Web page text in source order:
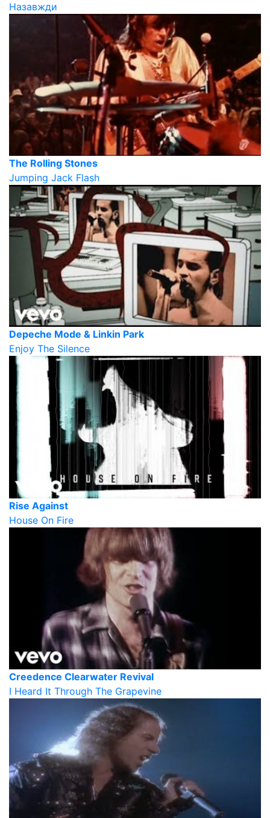
Назавжди
The Rolling Stones
Jumping Jack Flash
Depeche Mode & Linkin Park
Enjoy The Silence
Rise Against
House On Fire
Creedence Clearwater Revival
I Heard It Through The Grapevine